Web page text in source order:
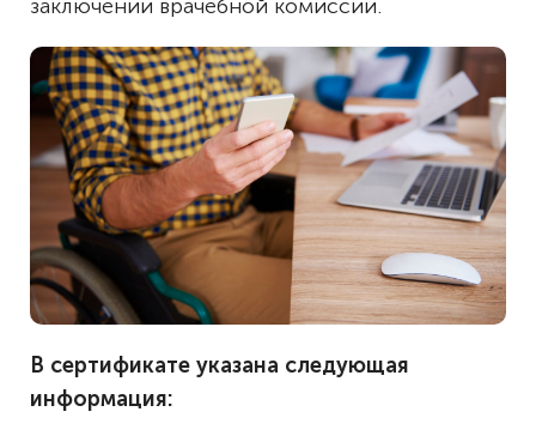
заключении врачебной комиссии.
В сертификате указана следующая
информация: